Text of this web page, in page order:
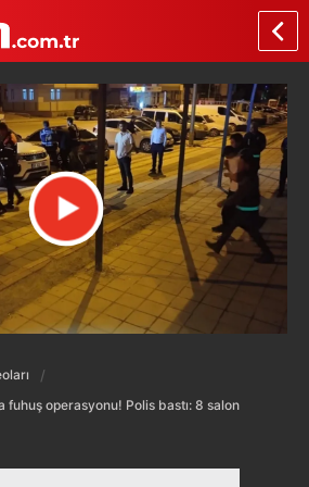
fuhuş operasyonu! Polis bastı: 8 salon